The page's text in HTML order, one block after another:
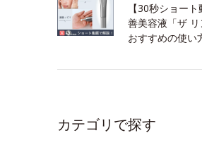
【30秒ショー
善美容液「ザ
おすすめの使い
カテゴリで探す